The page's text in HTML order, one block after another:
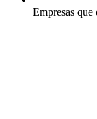
Empresas que